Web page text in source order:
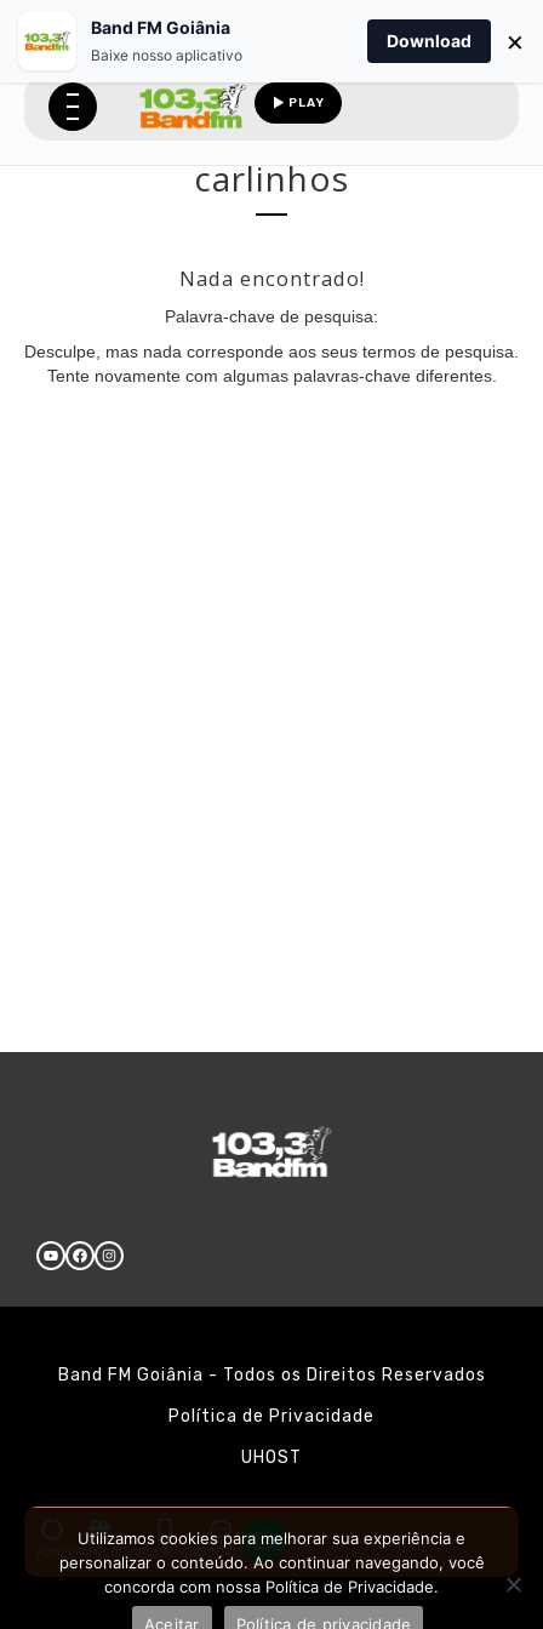
PLAY
carlinhos
Nada encontrado!
Palavra-chave de pesquisa:
Desculpe, mas nada corresponde aos seus termos de pesquisa.
Tente novamente com algumas palavras-chave diferentes.
Band FM Goiânia - Todos os Direitos Reservados
Política de Privacidade
UHOST
CONTATO
Band FM Goiânia
Baixe nosso aplicativo
Download ×
Utilizamos cookies para melhorar sua experiência e
personalizar o conteúdo. Ao continuar navegando, você
concorda com nossa Política de Privacidade.
Aceitar
Política de privacidade